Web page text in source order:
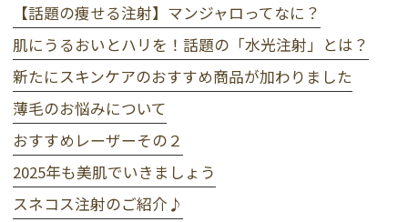
【話題の痩せる注射】マンジャロってなに？
肌にうるおいとハリを！話題の「水光注射」とは？
新たにスキンケアのおすすめ商品が加わりました
薄毛のお悩みについて
おすすめレーザーその２
2025年も美肌でいきましょう
スネコス注射のご紹介♪